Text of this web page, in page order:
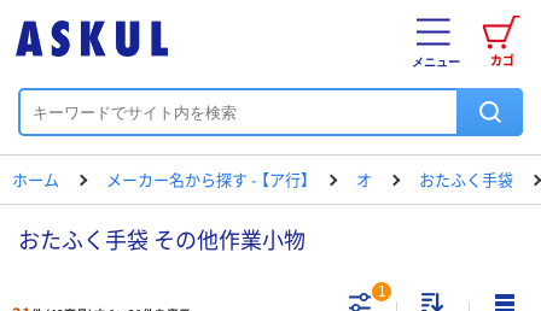
カゴ
メニュー
ホーム メーカー名から探す - 【ア行】 オ おたふく手袋
おたふく手袋 その他作業小物
1